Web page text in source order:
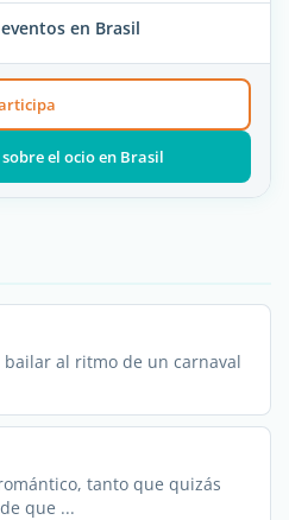
en Brasil
el ocio en Brasil
bailar al ritmo de un carnaval
tanto que quizás
que ...